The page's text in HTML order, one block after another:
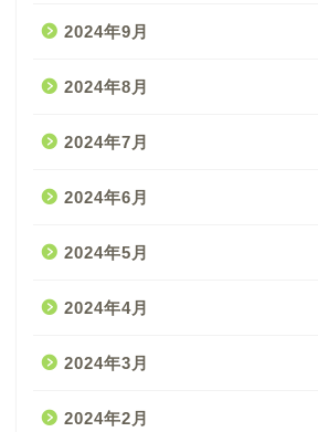
2024年9月
2024年8月
2024年7月
2024年6月
2024年5月
2024年4月
2024年3月
2024年2月